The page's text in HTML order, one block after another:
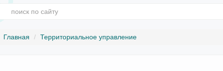
Главная Территориальное управление